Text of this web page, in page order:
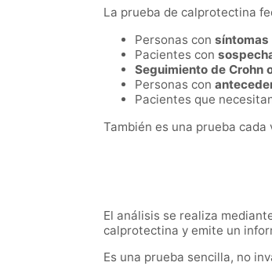
La prueba de calprotectina
Personas con
Pacientes con
Seguimiento de Crohn
Personas con
Pacientes que
También es una prueba
El análisis se realiza
calprotectina y emite un
Es una prueba sencilla, no